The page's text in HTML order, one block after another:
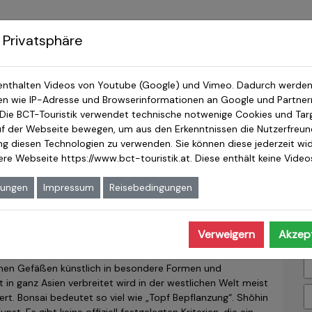
Japanreisen
jedes Jahr vom 10. bis zum 12. Januar die größte
Shôhin Bonsai statt. Sie wird von der All Japan
in mehreren Ausstellungshallen die Vielfalt dieser
Gefäßen künstlich in besondere Formen und
ganz Asien verbreitet wird in der westlichen Welt meist
Bonsai bedeutet so viel wie „Topf Bepflanzung“. Shôhin
Videos von Youtube (Google) und Vimeo. Dadurch
wie IP-Adresse und Browserinformationen an Google und
BCT-Touristik verwendet technische notwenige Cookies und
der Webseite bewegen, um aus den Erkenntnissen die
diesen Technologien zu verwenden. Sie können diese jederzeit
Webseite https://www.bct-touristik.at. Diese enthält keine
Impressum Reisebedingungen
Verweigern